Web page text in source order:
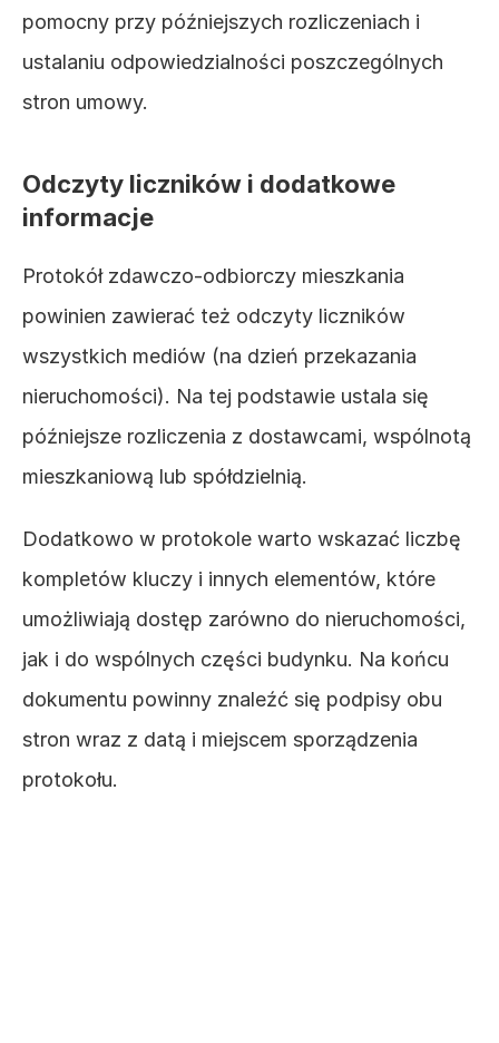
pomocny przy późniejszych rozliczeniach i
ustalaniu odpowiedzialności poszczególnych
stron umowy.
Odczyty liczników i dodatkowe
informacje
Protokół zdawczo-odbiorczy mieszkania
powinien zawierać też odczyty liczników
wszystkich mediów (na dzień przekazania
nieruchomości). Na tej podstawie ustala się
późniejsze rozliczenia z dostawcami, wspólnotą
mieszkaniową lub spółdzielnią.
Dodatkowo w protokole warto wskazać liczbę
kompletów kluczy i innych elementów, które
umożliwiają dostęp zarówno do nieruchomości,
jak i do wspólnych części budynku. Na końcu
dokumentu powinny znaleźć się podpisy obu
stron wraz z datą i miejscem sporządzenia
protokołu.